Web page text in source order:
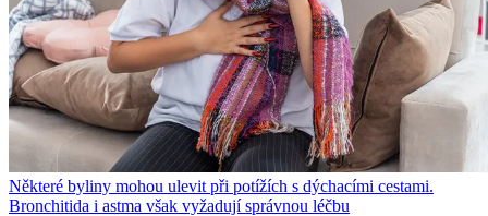
Některé byliny mohou ulevit při potížích s dýchacími cestami.
Bronchitida i astma však vyžadují správnou léčbu